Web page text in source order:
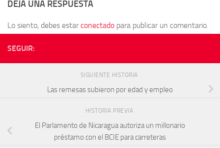
DEJA UNA RESPUESTA
Lo siento, debes estarconectado para publicar un comentario.
SEGUIR:
SIGUIENTE HISTORIA
Las remesas subieron por edad y empleo
HISTORIA PREVIA
El Parlamento de Nicaragua autoriza un millonario
préstamo con el BCIE para carreteras